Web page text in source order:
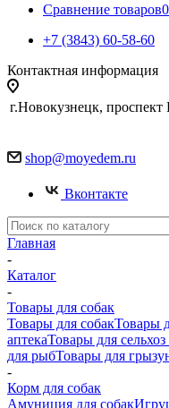
Сравнение товаров0
+7 (3843) 60-58-60
Контактная информация
г.Новокузнецк, проспект
shop@moyedem.ru
Вконтакте
Главная
-
Каталог
-
Товары для собак
Товары для собакТовары
аптекаТовары для
для рыбТовары для
-
Корм для собак
Амуниция для собак